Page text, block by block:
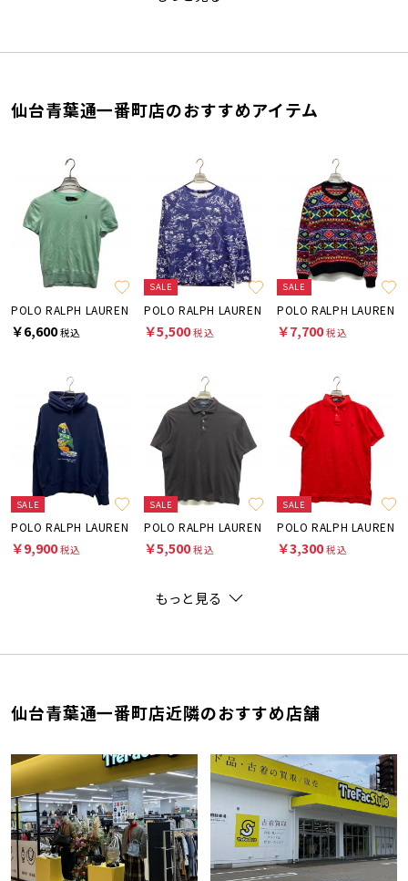
仙台青葉通一番町店のおすすめアイテム
POLO RALPH LAUREN
￥6,600税込
SALE
POLO RALPH LAUREN
￥5,500税込
SALE
POLO RALPH LAUREN
￥7,700税込
SALE
POLO RALPH LAUREN
￥9,900税込
SALE
POLO RALPH LAUREN
￥5,500税込
SALE
POLO RALPH LAUREN
￥3,300税込
もっと見る
仙台青葉通一番町店近隣のおすすめ店舗